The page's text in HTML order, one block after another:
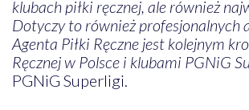
klubach piłki ręcznej, ale również
Dotyczy to również profesjonalnych
Agenta Piłki Ręczne jest kolejnym
Ręcznej w Polsce i klubami PGNiG
PGNiG Superligi.